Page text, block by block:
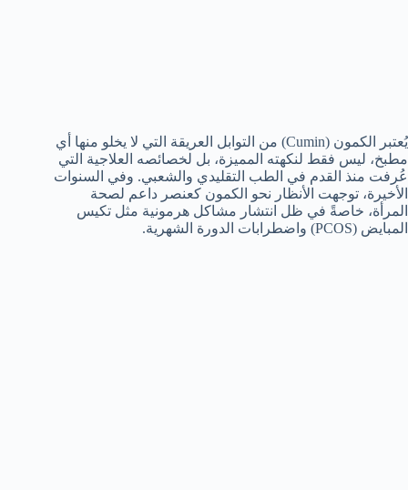
يُعتبر الكمون (Cumin) من التوابل العريقة التي لا يخلو منها أي
مطبخ، ليس فقط لنكهته المميزة، بل لخصائصه العلاجية التي
عُرفت منذ القدم في الطب التقليدي والشعبي. وفي السنوات
الأخيرة، توجهت الأنظار نحو الكمون كعنصر داعم لصحة
المرأة، خاصةً في ظل انتشار مشاكل هرمونية مثل تكيس
المبايض (PCOS) واضطرابات الدورة الشهرية.